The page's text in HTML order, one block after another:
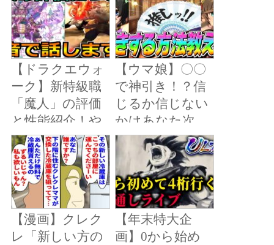
ンドが安物だっ
た。最悪」→記
念日当日、高級
レストランにて
別れを切り出し
た結果…【マン
ガ動画】
始まり…！？ ※
ネタバレ注意
【先斗寧/にじさ
んじ】
【ドラクエウォ
ーク】新特級職
「魔人」の評価
と性能紹介！や
ばい要素がある
んです！
【ウマ娘】〇〇
で神引き！？信
じるか信じない
かはあなた次
第…正月『ミス
ターシービー』
『カツラギエー
ス』両方引ける
までガチャ〇〇
連！
【漫画】クレク
レ「新しい方の
【年末特大企
画】0から始め